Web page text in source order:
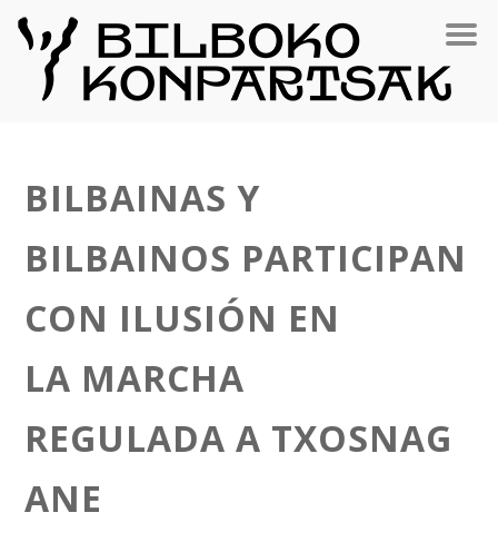
BILBAINAS Y
BILBAINOS PARTICIPAN
CON ILUSIÓN EN
LA MARCHA
REGULADA A TXOSNAG
ANE